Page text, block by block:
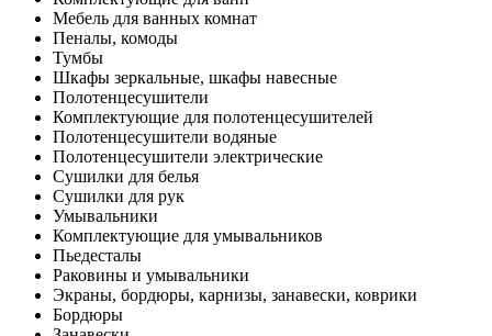
Мебель для ванных комнат
Пеналы, комоды
Тумбы
Шкафы зеркальные, шкафы навесные
Полотенцесушители
Комплектующие для полотенцесушителей
Полотенцесушители водяные
Полотенцесушители электрические
Сушилки для белья
Сушилки для рук
Умывальники
Комплектующие для умывальников
Пьедесталы
Раковины и умывальники
Экраны, бордюры, карнизы, занавески, коврики
Бордюры